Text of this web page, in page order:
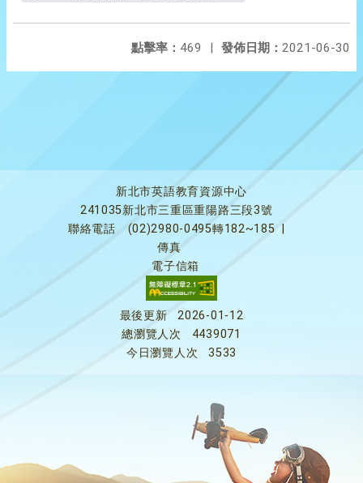
發佈日期： 2021-06-30
點擊率： 469 |
新北市英語教育資源中心
241035新北市三重區重陽路三段3號
聯絡電話
(02)2980-0495轉182~185
傳真
電子信箱
最後更新
2026-01-12
總瀏覽人次
4439071
今日瀏覽人次
3533